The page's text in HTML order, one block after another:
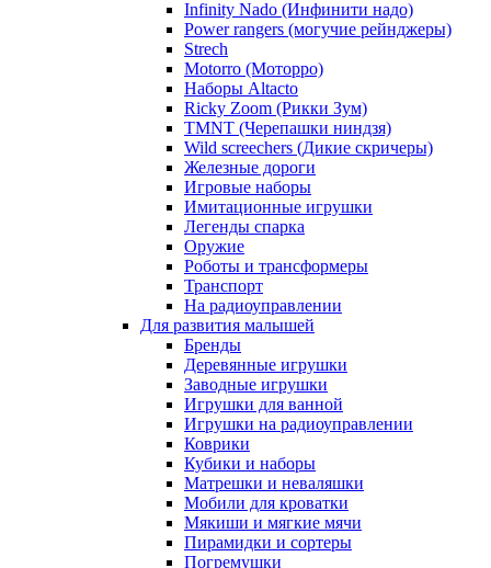
Infinity Nado (Инфинити надо)
Power rangers (могучие рейнджеры)
Strech
Motorro (Моторро)
Наборы Altacto
Ricky Zoom (Рикки Зум)
TMNT (Черепашки ниндзя)
Wild screechers (Дикие скричеры)
Железные дороги
Игровые наборы
Имитационные игрушки
Легенды спарка
Оружие
Роботы и трансформеры
Транспорт
На радиоуправлении
Для развития малышей
Бренды
Деревянные игрушки
Заводные игрушки
Игрушки для ванной
Игрушки на радиоуправлении
Коврики
Кубики и наборы
Матрешки и неваляшки
Мобили для кроватки
Мякиши и мягкие мячи
Пирамидки и сортеры
Погремушки